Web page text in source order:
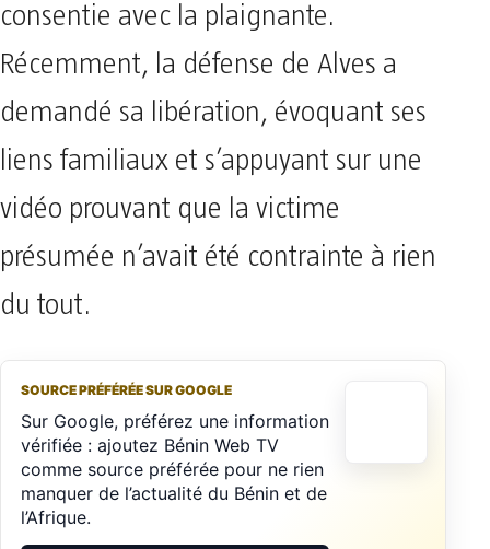
consentie avec la plaignante.
Récemment, la défense de Alves a
demandé sa libération, évoquant ses
liens familiaux et s’appuyant sur une
vidéo prouvant que la victime
présumée n’avait été contrainte à rien
du tout.
SOURCE PRÉFÉRÉE SUR GOOGLE
Sur Google, préférez une information
vérifiée : ajoutez Bénin Web TV
comme source préférée pour ne rien
manquer de l’actualité du Bénin et de
l’Afrique.